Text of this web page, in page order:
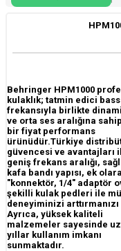
Behringer HPM1000
kulaklık; tatmin edici bass
frekansıyla birlikte
ve orta ses aralığına
bir fiyat performans
ürünüdür.Türkiye
güvencesi ve avantajları
geniş frekans aralığı,
kafa bandı yapısı, ek
"konnektör, 1/4" adaptör
şekilli kulak pedleri ile
deneyiminizi arttırmanızı
Ayrıca, yüksek kaliteli
malzemeler sayesinde
yıllar kullanım imkanı
sunmaktadır.